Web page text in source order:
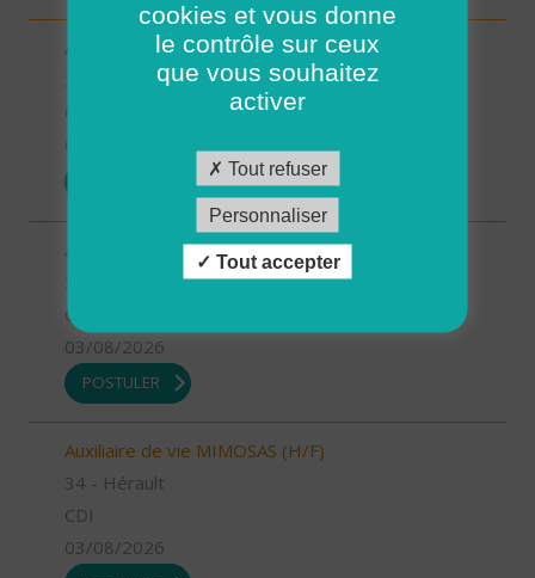
Auxiliaire de vie MEJEAN (H/F)
34 - Hérault
Aide à domicile MIMOSAS (H/F)
CDD
03/08/2026
POSTULER
Auxiliaire de vie MIMOSAS (H/F)
34 - Hérault
CDI
03/08/2026
cookies et vous donne
le contrôle sur ceux
que vous souhaitez
activer
Tout refuser
Personnaliser
Tout accepter